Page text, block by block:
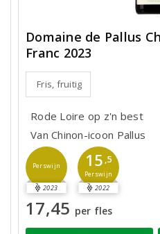
Domaine de Pallus
Franc 2023
Fris, fruitig
Rode Loire op z'n best
Van Chinon-icoon Pallus
Perswijn
2023
15 ,5
Perswijn
2022
17,45 per fles